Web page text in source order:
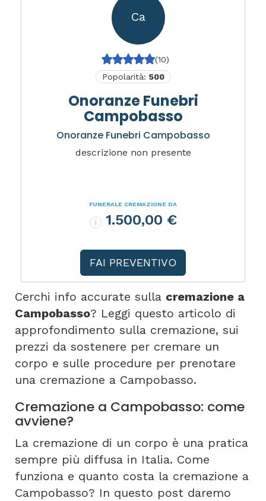
Ca
(10)
Popolarità: 500
Onoranze Funebri
Campobasso
Onoranze Funebri Campobasso
descrizione non presente
FUNERALE CREMAZIONE DA
1.500,00 €
FAI PREVENTIVO
Cerchi info accurate sulla cremazione a
Campobasso? Leggi questo articolo di
approfondimento sulla cremazione, sui
prezzi da sostenere per cremare un
corpo e sulle procedure per prenotare
una cremazione a Campobasso.
Cremazione a Campobasso: come
avviene?
La cremazione di un corpo è una pratica
sempre più diffusa in Italia. Come
funziona e quanto costa la cremazione a
Campobasso? In questo post daremo